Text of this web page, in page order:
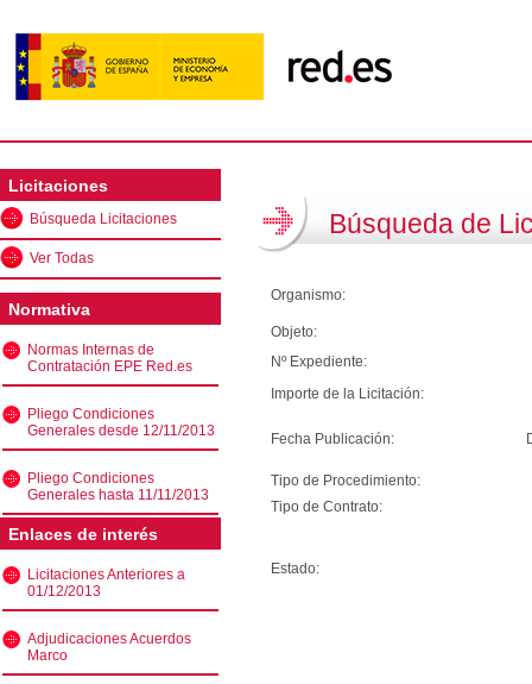
Licitaciones
Búsqueda Licitaciones
Ver Todas
Normativa
Normas Internas de
Contratación EPE Red.es
Pliego Condiciones
Generales desde 12/11/2013
Pliego Condiciones
Generales hasta 11/11/2013
Enlaces de interés
Licitaciones Anteriores a
01/12/2013
Adjudicaciones Acuerdos
Marco
Búsqueda de
Organismo:
Objeto:
Nº Expediente:
Importe de la Licitación:
Fecha Publicación:
Tipo de Procedimiento:
Tipo de Contrato:
Estado: